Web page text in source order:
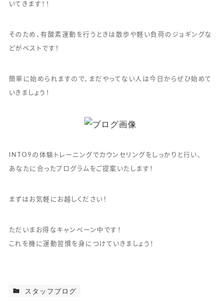
いてきます！！
そのため、有酸素運動を行うときは散歩や軽い負荷のジョギングな
どがベストです！
簡単に始められますので、まだやってない人は今日からぜひ始めて
いきましょう！
INTO9の体験トレーニングでカウンセリングをしっかりと行い、
あなたに合ったプログラムをご提案いたします！
まずはお気軽にお越しください！
ただいまお得なキャンペーン中です！
これを機に運動習慣を身につけていきましょう！
スタッフブログ